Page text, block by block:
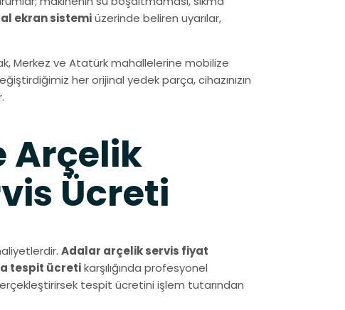
ekran sistemiüzerinde beliren uyarılar,
Merkez ve Atatürk mahallelerine mobilize
her orijinal yedek parça, cihazınızın
Arçelik
Ücreti
Adalar arçelik servis fiyat
tespit ücretikarşılığında profesyonel
tespit ücretini işlem tutarından